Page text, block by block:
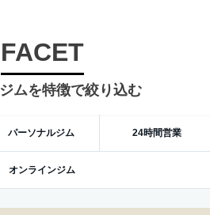
FACET
ムを特徴で絞り込む
パーソナルジム 24時間営業
オンラインジム